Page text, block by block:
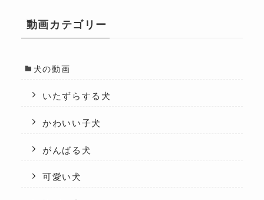
動画カテゴリー
犬の動画
いたずらする犬
かわいい子犬
がんばる犬
可愛い犬